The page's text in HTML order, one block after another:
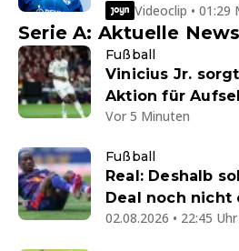
Videoclip • 01:29
Serie A: Aktuelle News
Fußball
Vinicius Jr.
Aktion für
Vor 5 Minuten
Fußball
Real: Deshalb
Deal noch
02.08.2026 • 22:45 Uhr